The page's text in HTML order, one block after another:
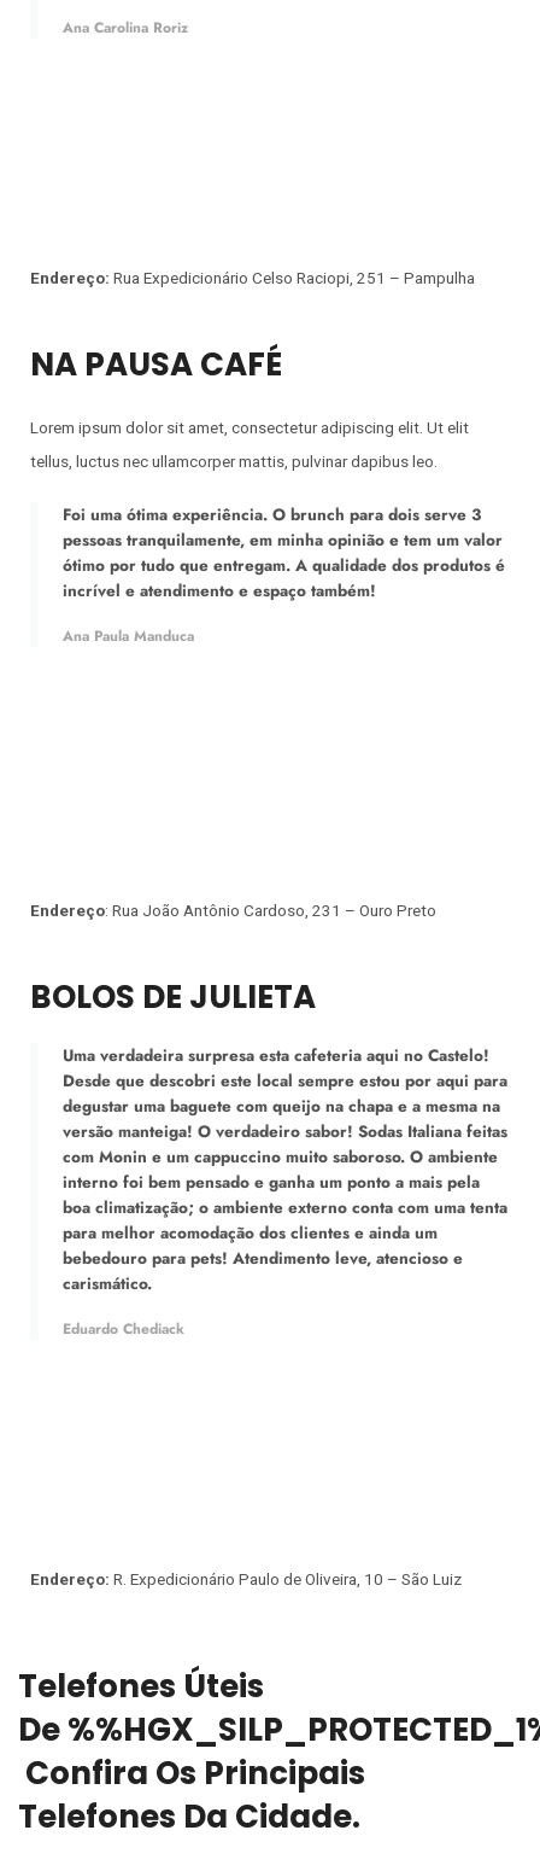
Ana Carolina Roriz
Endereço: Rua Expedicionário Celso Raciopi, 251 – Pampulha
NA PAUSA CAFÉ
Lorem ipsum dolor sit amet, consectetur adipiscing elit. Ut elit
tellus, luctus nec ullamcorper mattis, pulvinar dapibus leo.
Foi uma ótima experiência. O brunch para dois serve 3
pessoas tranquilamente, em minha opinião e tem um valor
ótimo por tudo que entregam. A qualidade dos produtos é
incrível e atendimento e espaço também!
Ana Paula Manduca
Endereço: Rua João Antônio Cardoso, 231 – Ouro Preto
BOLOS DE JULIETA
Uma verdadeira surpresa esta cafeteria aqui no Castelo!
Desde que descobri este local sempre estou por aqui para
degustar uma baguete com queijo na chapa e a mesma na
versão manteiga! O verdadeiro sabor! Sodas Italiana feitas
com Monin e um cappuccino muito saboroso. O ambiente
interno foi bem pensado e ganha um ponto a mais pela
boa climatização; o ambiente externo conta com uma tenta
para melhor acomodação dos clientes e ainda um
bebedouro para pets! Atendimento leve, atencioso e
carismático.
Eduardo Chediack
Endereço: R. Expedicionário Paulo de Oliveira, 10 – São Luiz
Telefones Úteis
De
Confira Os Principais
Telefones Da Cidade.